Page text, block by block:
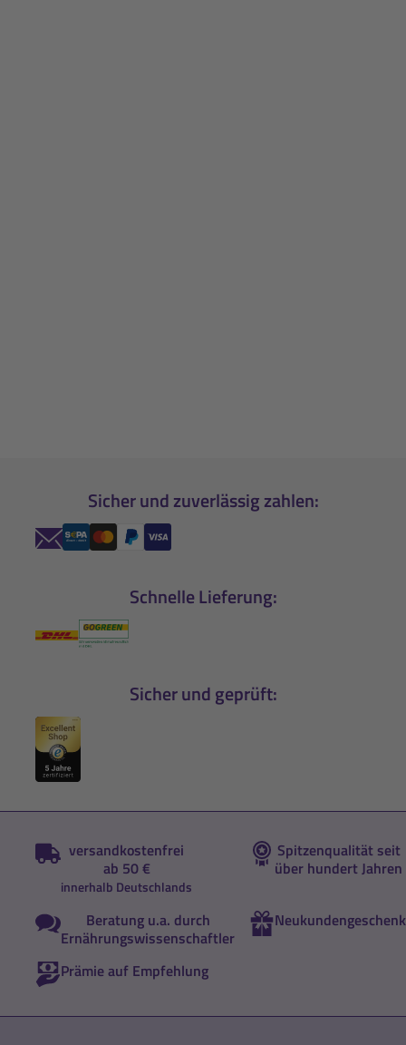
Sicher und zuverlässig zahlen:
Schnelle Lieferung:
Sicher und geprüft:
versandkostenfrei
ab 50 €
innerhalb Deutschlands
Spitzenqualität seit
über hundert Jahren
Beratung u.a. durch
Ernährungswissenschaftler
Neukundengeschenk
Prämie auf Empfehlung